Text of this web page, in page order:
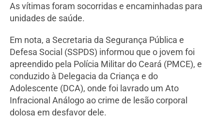
As vítimas foram socorridas e encaminhadas para
unidades de saúde.
Em nota, a Secretaria da Segurança Pública e
Defesa Social (SSPDS) informou que o jovem foi
apreendido pela Polícia Militar do Ceará (PMCE), e
conduzido à Delegacia da Criança e do
Adolescente (DCA), onde foi lavrado um Ato
Infracional Análogo ao crime de lesão corporal
dolosa em desfavor dele.